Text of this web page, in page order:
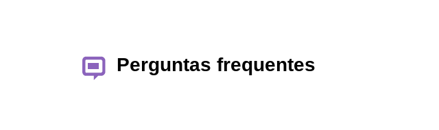
Perguntas frequentes